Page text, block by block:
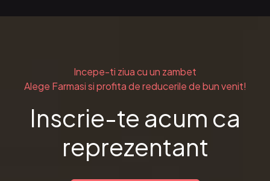
Incepe-ti ziua cu un zambet
Alege Farmasi si profita de reducerile de bun venit!
Inscrie-te acum ca
reprezentant